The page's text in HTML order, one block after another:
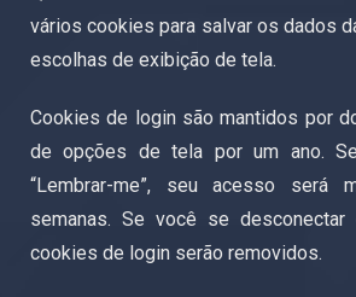
vários cookies para salvar os dados
escolhas de exibição de tela.
Cookies de login são mantidos por
de opções de tela por um ano.
“Lembrar-me”, seu acesso será
semanas. Se você se
cookies de login serão removidos.